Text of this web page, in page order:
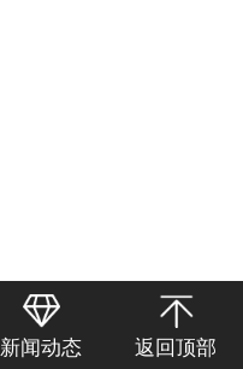
新闻动态 返回顶部